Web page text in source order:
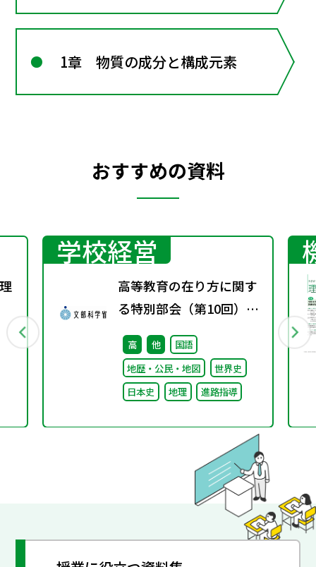
1章 物質の成分と構成元素
おすすめの資料
学校経営
高等教育の在り方に関す
る特別部会（第10回）配
付資料
高 他
国語
地歴・公民・地図
世界史
日本史
地理 進路指導